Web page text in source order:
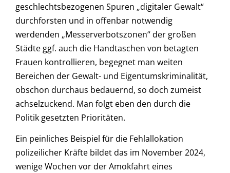
geschlechtsbezogenen Spuren „digitaler Gewalt“
durchforsten und in offenbar notwendig
werdenden „Messerverbotszonen“ der großen
Städte ggf. auch die Handtaschen von betagten
Frauen kontrollieren, begegnet man weiten
Bereichen der Gewalt- und Eigentumskriminalität,
obschon durchaus bedauernd, so doch zumeist
achselzuckend. Man folgt eben den durch die
Politik gesetzten Prioritäten.
Ein peinliches Beispiel für die Fehlallokation
polizeilicher Kräfte bildet das im November 2024,
wenige Wochen vor der Amokfahrt eines